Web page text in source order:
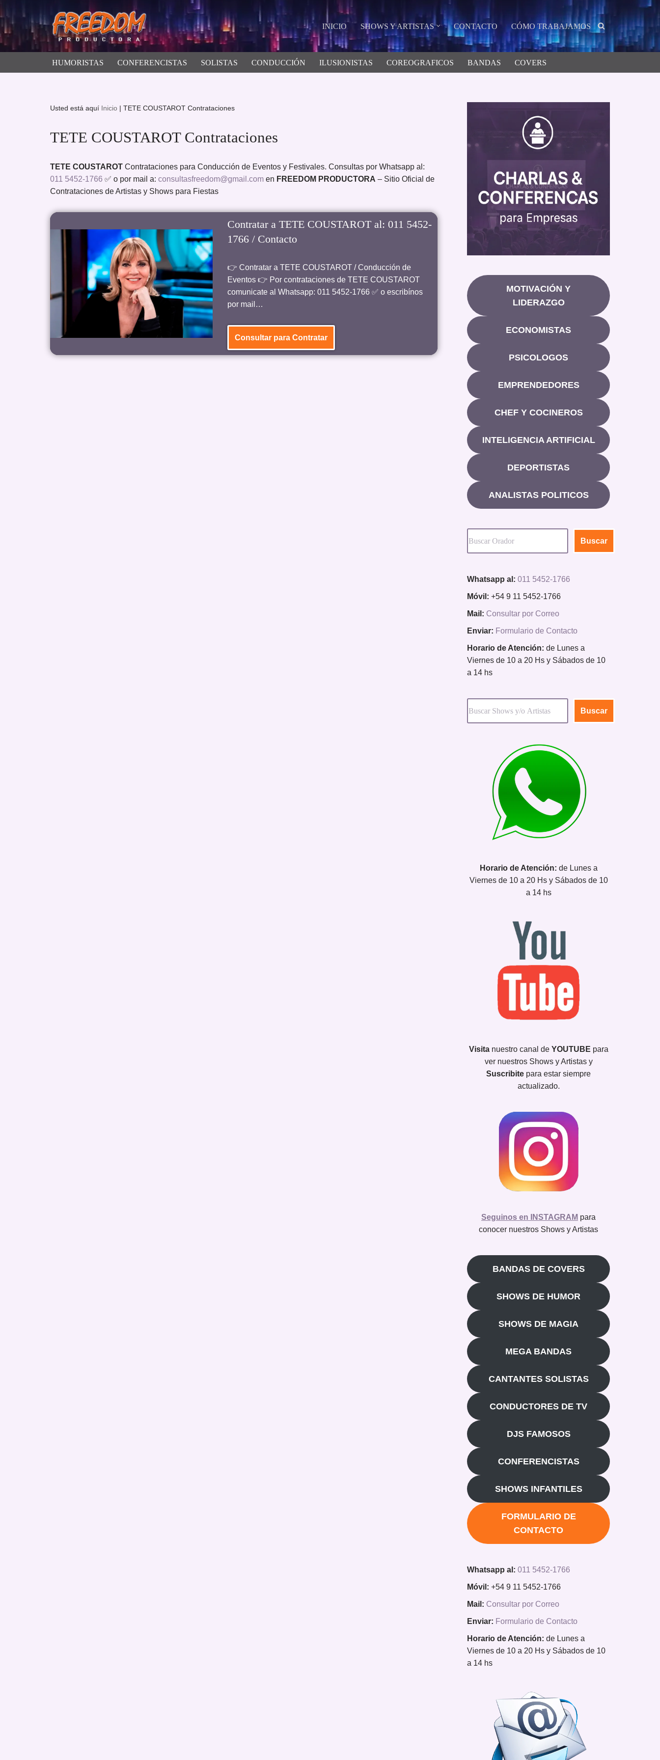
Saltar
contenido
INICIO SHOWS Y ARTISTAS CONTACTO CÓMO TRABAJAMOS
HUMORISTAS CONFERENCISTAS SOLISTAS CONDUCCIÓN ILUSIONISTAS COREOGRAFICOS BANDAS COVERS
Usted está aquí Inicio | TETE COUSTAROT Contrataciones
TETE COUSTAROT Contrataciones
TETE COUSTAROT Contrataciones para Conducción de Eventos y Festivales. Consultas por Whatsapp al:
011 5452-1766 ✅ o por mail a: consultasfreedom@gmail.com en FREEDOM PRODUCTORA – Sitio Oficial de
Contrataciones de Artistas y Shows para Fiestas
Contratar a TETE COUSTAROT al: 011 5452-
1766 / Contacto
👉 Contratar a TETE COUSTAROT / Conducción de
Eventos 👉 Por contrataciones de TETE COUSTAROT
comunicate al Whatsapp: 011 5452-1766 ✅ o escribínos
por mail…
Consultar para Contratar
MOTIVACIÓN Y
LIDERAZGO
ECONOMISTAS
PSICOLOGOS
EMPRENDEDORES
CHEF Y COCINEROS
INTELIGENCIA ARTIFICIAL
DEPORTISTAS
ANALISTAS POLITICOS
Buscar
Whatsapp al: 011 5452-1766
Móvil: +54 9 11 5452-1766
Mail: Consultar por Correo
Enviar: Formulario de Contacto
Horario de Atención: de Lunes a
Viernes de 10 a 20 Hs y Sábados de 10
a 14 hs
Buscar
Horario de Atención: de Lunes a
Viernes de 10 a 20 Hs y Sábados de 10
a 14 hs
Visita nuestro canal de YOUTUBE para
ver nuestros Shows y Artistas y
Suscribite para estar siempre
actualizado.
Seguinos en INSTAGRAM para
conocer nuestros Shows y Artistas
BANDAS DE COVERS
SHOWS DE HUMOR
SHOWS DE MAGIA
MEGA BANDAS
CANTANTES SOLISTAS
CONDUCTORES DE TV
DJS FAMOSOS
CONFERENCISTAS
SHOWS INFANTILES
FORMULARIO DE
CONTACTO
Whatsapp al: 011 5452-1766
Móvil: +54 9 11 5452-1766
Mail: Consultar por Correo
Enviar: Formulario de Contacto
Horario de Atención: de Lunes a
Viernes de 10 a 20 Hs y Sábados de 10
a 14 hs